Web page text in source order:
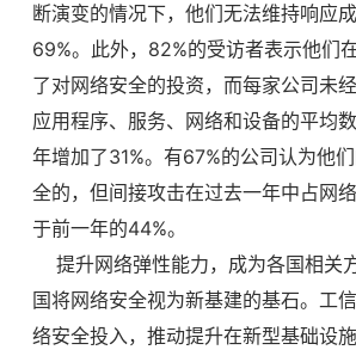
断演变的情况下，他们无法维持响应
69%。此外，82%的受访者表示他们
了对网络安全的投资，而每家公司未经
应用程序、服务、网络和设备的平均
年增加了31%。有67%的公司认为他
全的，但间接攻击在过去一年中占网
于前一年的44%。
提升网络弹性能力，成为各国相关
国将网络安全视为新基建的基石。工
络安全投入，推动提升在新型基础设施